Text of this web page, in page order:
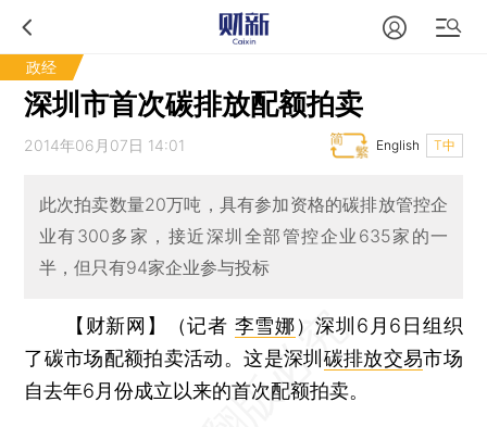
政经
深圳市首次碳排放配额拍卖
2014年06月07日 14:01 T中
English
此次拍卖数量20万吨，具有参加资格的碳排放管控企
业有300多家，接近深圳全部管控企业635家的一
半，但只有94家企业参与投标
【财新网】（记者 李雪娜）深圳6月6日组织
了碳市场配额拍卖活动。这是深圳 碳排放交易市场
自去年6月份成立以来的首次配额拍卖。